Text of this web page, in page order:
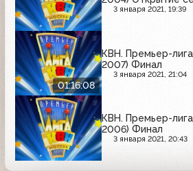
3 января 2021, 19:39
01:16:08
КВН. Премьер-
2007) Финал
3 января 2021, 21:04
КВН. Премьер-
2006) Финал
3 января 2021, 20:43